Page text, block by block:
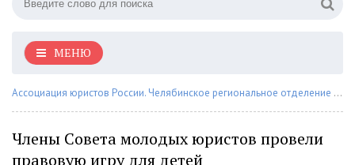
МЕНЮ
Ассоциация юристов России. Челябинское региональное отделение
Члены Совета молодых юристов провели
правовую игру для детей